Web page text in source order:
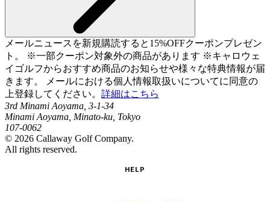
メールニュースを新規購読すると15%OFFクーポンプレゼン
ト。 ※一部クーポン対象外の商品があります ※キャロウェ
イゴルフからおすすめ商品のお知らせや様々な特典情報が届
きます。 メールにおける個人情報取扱いについてに同意の
上登録してください。 詳細はこちら
3rd Minami Aoyama, 3-1-34
Minami Aoyama, Minato-ku, Tokyo
107-0062
© 2026 Callaway Golf Company.
All rights reserved.
HELP